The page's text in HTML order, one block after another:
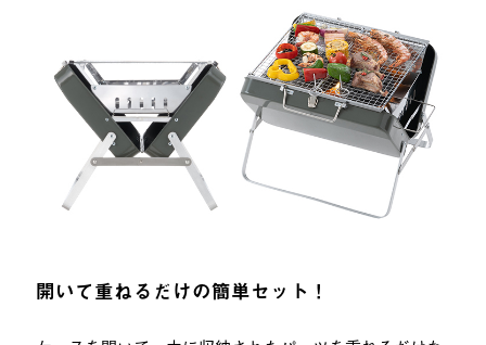
開いて重ねるだけの簡単セット！